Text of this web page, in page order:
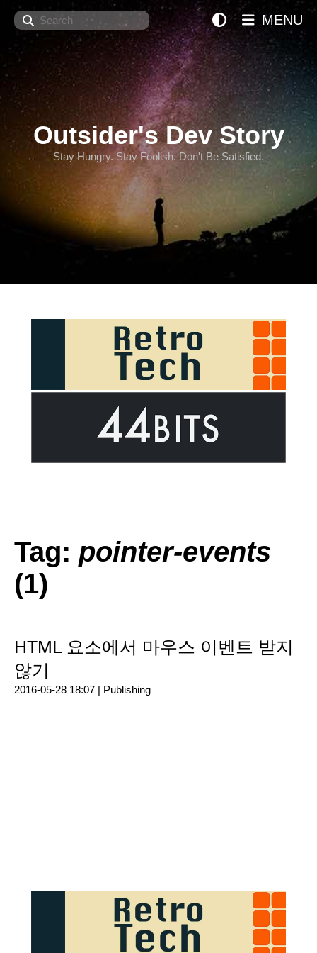
Search
Outsider's Dev Story
Stay Hungry. Stay Foolish. Don't Be Satisfied.
MENU
Tag: pointer-events
(1)
HTML 요소에서 마우스 이벤트 받지
않기
2016-05-28 18:07 | Publishing